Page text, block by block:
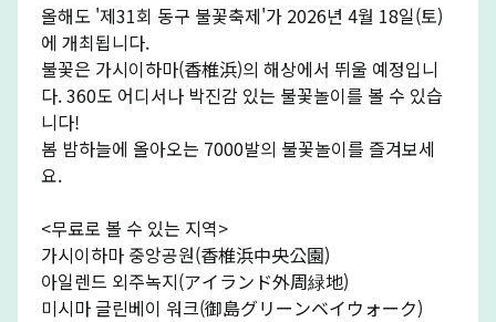
올해도 '제31회 동구 불꽃축제'가 2026년 4월 18일(토)
에 개최됩니다.
불꽃은 가시이하마(香椎浜)의 해상에서 뛰울 예정입니
다. 360도 어디서나 박진감 있는 불꽃놀이를 볼 수 있습
니다!
봄 밤하늘에 올아오는 7000발의 불꽃놀이를 즐겨보세
요.
<무료로 볼 수 있는 지역>
가시이하마 중앙공원(香椎浜中央公園)
아일렌드 외주녹지(アイランド外周緑地)
미시마 글린베이 워크(御島グリーンベイウォーク)